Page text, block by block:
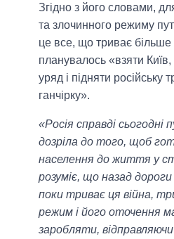
Згідно з його словами,
та злочинного режиму
це все, що триває більше
планувалось «взяти
уряд і підняти російську
ганчірку».
«Росія справді сьогодні
дозріла до того, щоб
населення до життя у
розуміє, що назад
поки триває ця війна,
режим і його оточення
заробляти,